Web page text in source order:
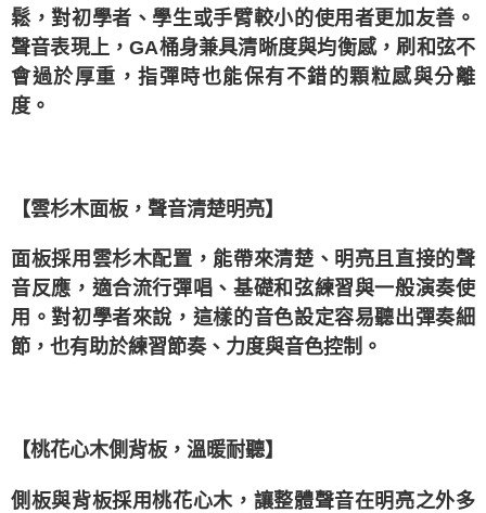
鬆，對初學者、學生或手臂較小的使用者更加友善。
聲音表現上，GA桶身兼具清晰度與均衡感，刷和弦不
會過於厚重，指彈時也能保有不錯的顆粒感與分離
度。
【雲杉木面板，聲音清楚明亮】
面板採用雲杉木配置，能帶來清楚、明亮且直接的聲
音反應，適合流行彈唱、基礎和弦練習與一般演奏使
用。對初學者來說，這樣的音色設定容易聽出彈奏細
節，也有助於練習節奏、力度與音色控制。
【桃花心木側背板，溫暖耐聽】
側板與背板採用桃花心木，讓整體聲音在明亮之外多